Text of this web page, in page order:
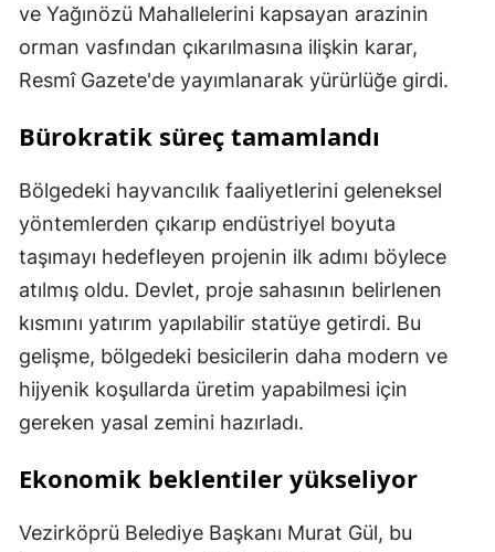
ve Yağınözü Mahallelerini kapsayan arazinin
orman vasfından çıkarılmasına ilişkin karar,
Resmî Gazete'de yayımlanarak yürürlüğe girdi.
Bürokratik süreç tamamlandı
Bölgedeki hayvancılık faaliyetlerini geleneksel
yöntemlerden çıkarıp endüstriyel boyuta
taşımayı hedefleyen projenin ilk adımı böylece
atılmış oldu. Devlet, proje sahasının belirlenen
kısmını yatırım yapılabilir statüye getirdi. Bu
gelişme, bölgedeki besicilerin daha modern ve
hijyenik koşullarda üretim yapabilmesi için
gereken yasal zemini hazırladı.
Ekonomik beklentiler yükseliyor
Vezirköprü Belediye Başkanı Murat Gül, bu